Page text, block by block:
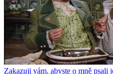
Zakazuji vám, abyste o mně psali